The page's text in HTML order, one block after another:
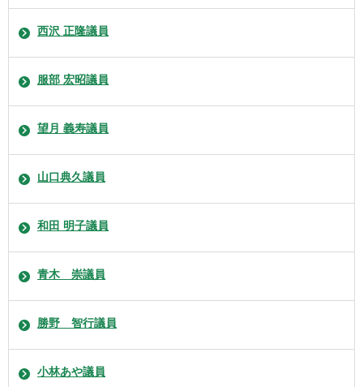
西沢 正隆議員
服部 宏昭議員
望月 義寿議員
山口典久議員
和田 明子議員
青木 崇議員
勝野 智行議員
小林あや議員